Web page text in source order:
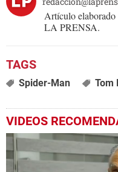
Artículo
LA PRENSA.
Spider-Man Tom
VIDEOS